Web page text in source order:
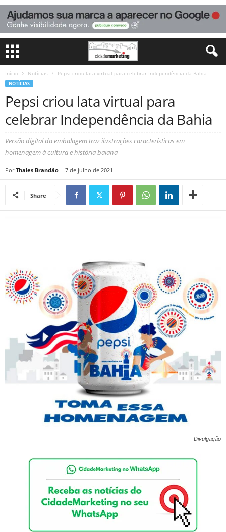
Início Notícias Pepsi criou lata virtual para celebrar Independência da Bahia
NOTÍCIAS
Pepsi criou lata virtual para
celebrar Independência da Bahia
Versão digital da embalagem traz ilustrações características em
homenagem à cultura e história baiana
Por Thales Brandão - 7 de julho de 2021
Share
Divulgação